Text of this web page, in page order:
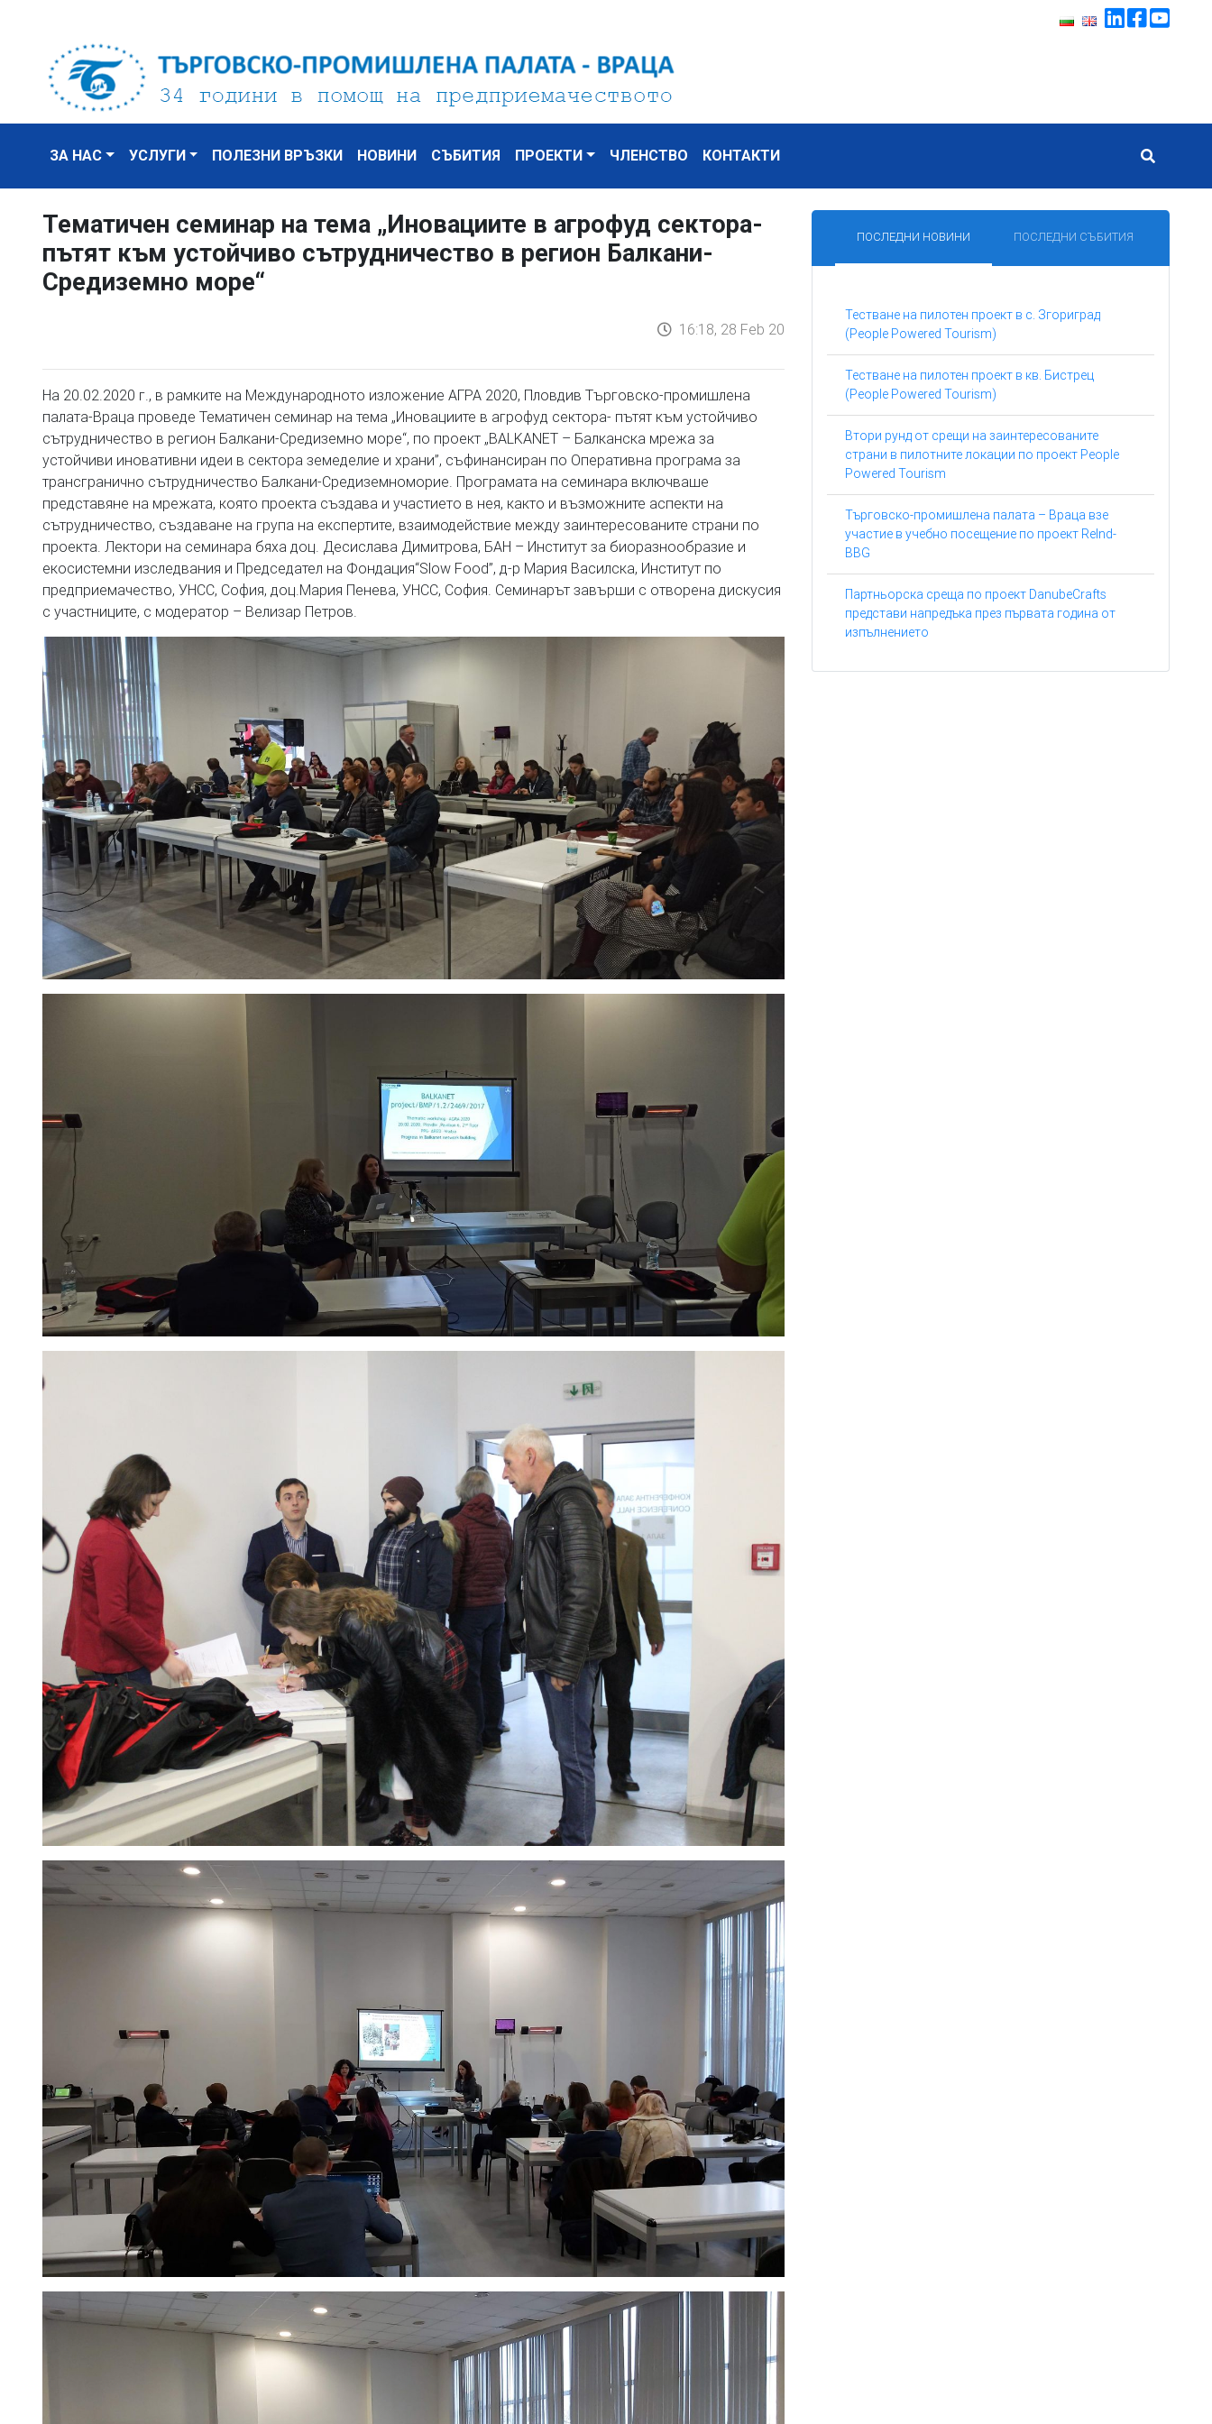
ЗА НАС УСЛУГИ ПОЛЕЗНИ ВРЪЗКИ НОВИНИ СЪБИТИЯ ПРОЕКТИ ЧЛЕНСТВО КОНТАКТИ
Тематичен семинар на тема „Иновациите в агрофуд сектора-
пътят към устойчиво сътрудничество в регион Балкани-
Средиземно море“
16:18, 28 Feb 20
На 20.02.2020 г., в рамките на Международното изложение АГРА 2020, Пловдив Търговско-промишлена
палата-Враца проведе Тематичен семинар на тема „Иновациите в агрофуд сектора- пътят към устойчиво
сътрудничество в регион Балкани-Средиземно море“, по проект „BALKANET – Балканска мрежа за
устойчиви иновативни идеи в сектора земеделие и храни”, съфинансиран по Оперативна програма за
трансгранично сътрудничество Балкани-Средиземноморие. Програмата на семинара включваше
представяне на мрежата, която проекта създава и участието в нея, както и възможните аспекти на
сътрудничество, създаване на група на експертите, взаимодействие между заинтересованите страни по
проекта. Лектори на семинара бяха доц. Десислава Димитрова, БАН – Институт за биоразнообразие и
екосистемни изследвания и Председател на Фондация“Slow Food”, д-р Мария Василска, Институт по
предприемачество, УНСС, София, доц.Мария Пенева, УНСС, София. Семинарът завърши с отворена дискусия
с участниците, с модератор – Велизар Петров.
ПОСЛЕДНИ НОВИНИ ПОСЛЕДНИ СЪБИТИЯ
Тестване на пилотен проект в с. Згориград
(People Powered Tourism)
Тестване на пилотен проект в кв. Бистрец
(People Powered Tourism)
Втори рунд от срещи на заинтересованите
страни в пилотните локации по проект People
Powered Tourism
Търговско-промишлена палата – Враца взе
участие в учебно посещение по проект ReInd-
BBG
Партньорска среща по проект DanubeCrafts
представи напредъка през първата година от
изпълнението